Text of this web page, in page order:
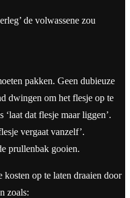
de volwassene zou
pakken. Geen dubieuze
dwingen om het flesje op te
dat flesje maar liggen’.
vergaat vanzelf’.
prullenbak gooien.
op te laten draaien door
zoals: